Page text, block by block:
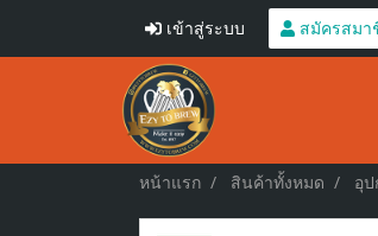
เข้าสู่ระบบ สมัครสมา
หน้าแรก สินค้าทั้งหมด อุ